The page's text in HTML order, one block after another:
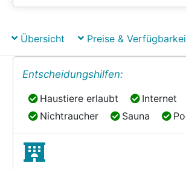
Übersicht Preise &
Entscheidungshilfen:
Haustiere erlaubt
Haustiere erlaubt Internet
Internet
Nichtraucher
Nichtraucher Sauna
Sauna